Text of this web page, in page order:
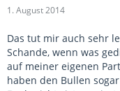
1. August 2014
Das tut mir auch sehr
Schande, wenn was
auf meiner eigenen
haben den Bullen